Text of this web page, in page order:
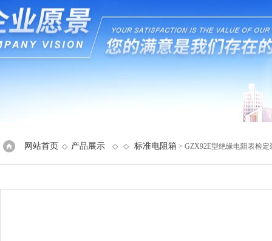
网站首页 ◇ 产品展示 ◇ ◇ 标准电阻箱 > GZX92E型绝缘电阻表检定